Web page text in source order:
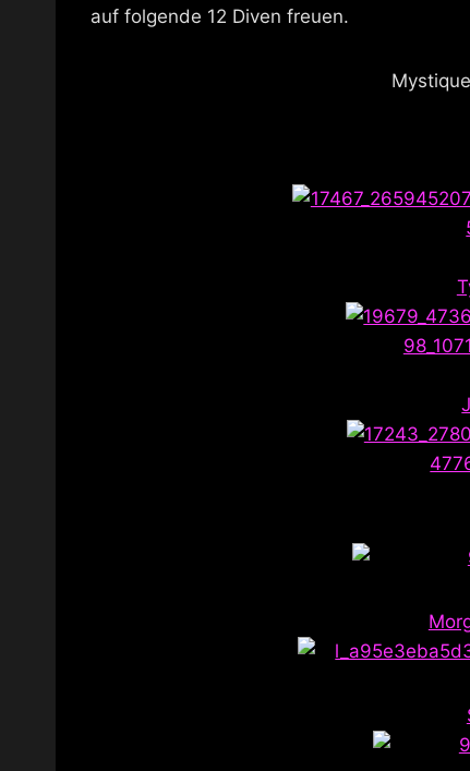
auf folgende 12 Diven freuen.